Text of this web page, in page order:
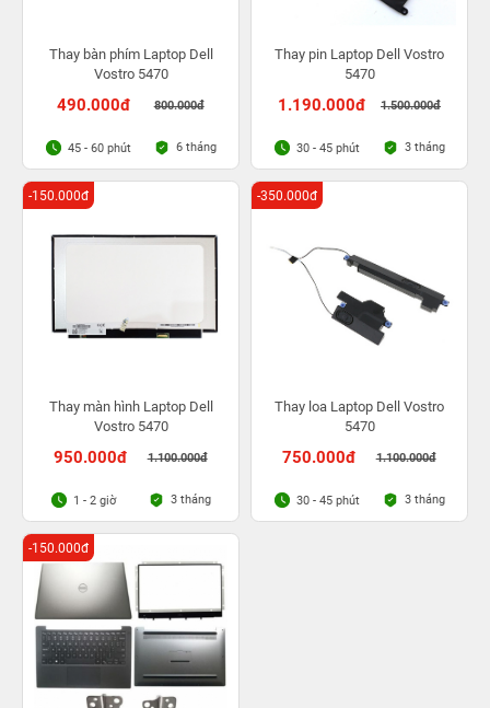
Thay bàn phím Laptop Dell
Vostro 5470
490.000đ 800.000đ
45 - 60 phút 6 tháng
Thay pin Laptop Dell Vostro
5470
1.190.000đ 1.500.000đ
30 - 45 phút 3 tháng
Thay màn hình Laptop Dell
Vostro 5470
950.000đ 1.100.000đ
-150.000đ
1 - 2 giờ 3 tháng
Thay loa Laptop Dell Vostro
5470
750.000đ 1.100.000đ
-350.000đ
30 - 45 phút 3 tháng
-150.000đ